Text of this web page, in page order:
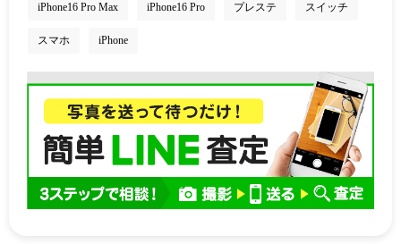
iPhone16 Pro Max iPhone16 Pro プレステ スイッチ
スマホ iPhone